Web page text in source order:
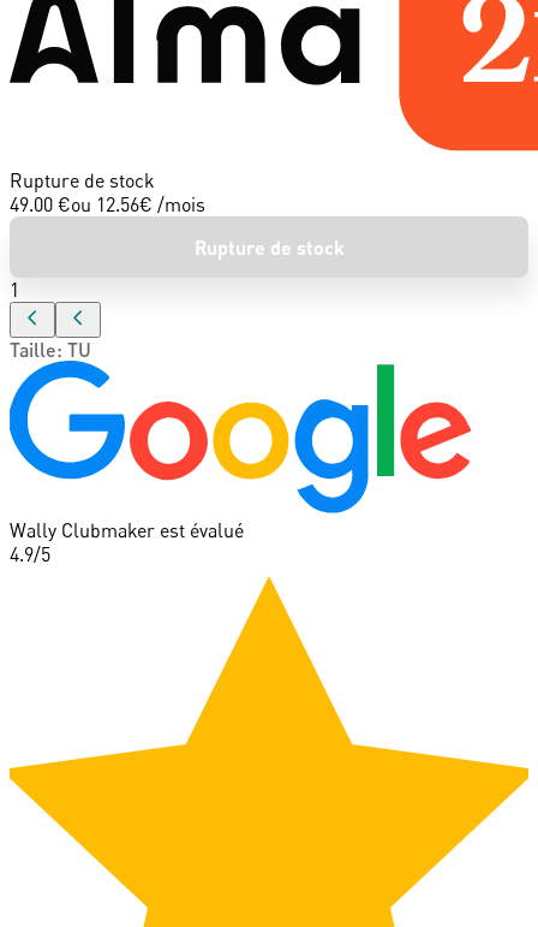
Rupture de stock
49.00 €ou 12.56€ /mois
Rupture de stock
1
Taille: TU
Wally Clubmaker est évalué
4.9/5